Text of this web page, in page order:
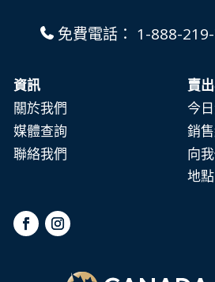
免費電話： 1-888-
資訊
賣
關於我們
今
媒體查詢
銷
聯絡我們
向
地點